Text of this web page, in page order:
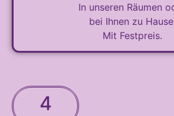
In unseren Räumen
bei Ihnen zu
Mit Festpreis.
4